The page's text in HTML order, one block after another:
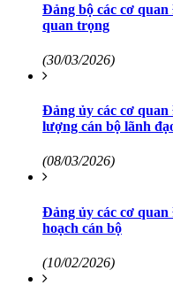
Đảng bộ các cơ
quan trọng
(30/03/2026)
Đảng ủy các cơ
lượng cán bộ lãnh
(08/03/2026)
Đảng ủy các cơ
hoạch cán bộ
(10/02/2026)